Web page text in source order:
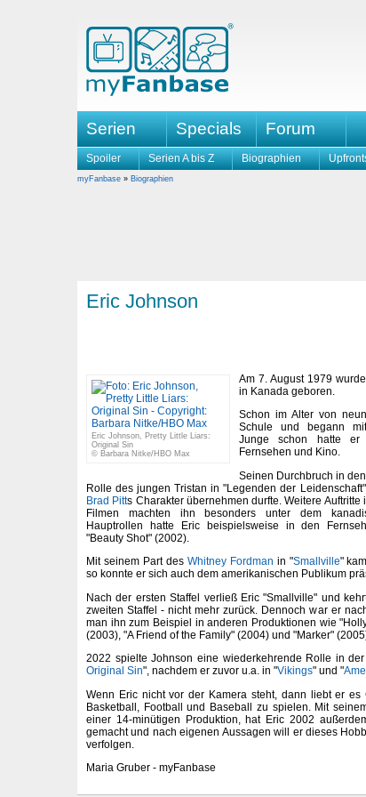
Serien Specials Forum
Spoiler Serien A bis Z Biographien
myFanbase » Biographien
Eric Johnson
Eric Johnson, Pretty Little Liars:
Original Sin
© Barbara Nitke/HBO Max
Am 7. August 1979
in Kanada geboren.
Schon im Alter von
Schule und begann
Junge schon hatte er
Fernsehen und Kino.
Seinen Durchbruch in
Rolle des jungen Tristan in "Legenden der
Brad Pitts Charakter übernehmen durfte. Weitere
Filmen machten ihn besonders unter dem
Hauptrollen hatte Eric beispielsweise in den
"Beauty Shot" (2002).
Mit seinem Part des Whitney Fordman in "Smallville"
so konnte er sich auch dem amerikanischen Publikum
Nach der ersten Staffel verließ Eric "Smallville" und
zweiten Staffel - nicht mehr zurück. Dennoch war er
man ihn zum Beispiel in anderen Produktionen wie
(2003), "A Friend of the Family" (2004) und "Marker"
2022 spielte Johnson eine wiederkehrende Rolle in
Original Sin", nachdem er zuvor u.a. in "Vikings" und "
Wenn Eric nicht vor der Kamera steht, dann liebt er
Basketball, Football und Baseball zu spielen. Mit
einer 14-minütigen Produktion, hat Eric 2002
gemacht und nach eigenen Aussagen will er dieses
verfolgen.
Maria Gruber - myFanbase